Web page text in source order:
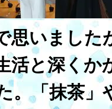
思いました
活と深くか
。「抹茶」